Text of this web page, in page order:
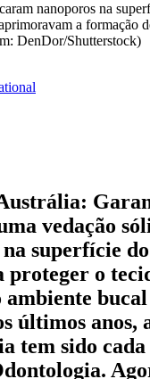
nanoporos na
a formação
DenDor/Shutterstock)
vedação
na superfície
proteger o
ambiente
últimos anos,
tem sido